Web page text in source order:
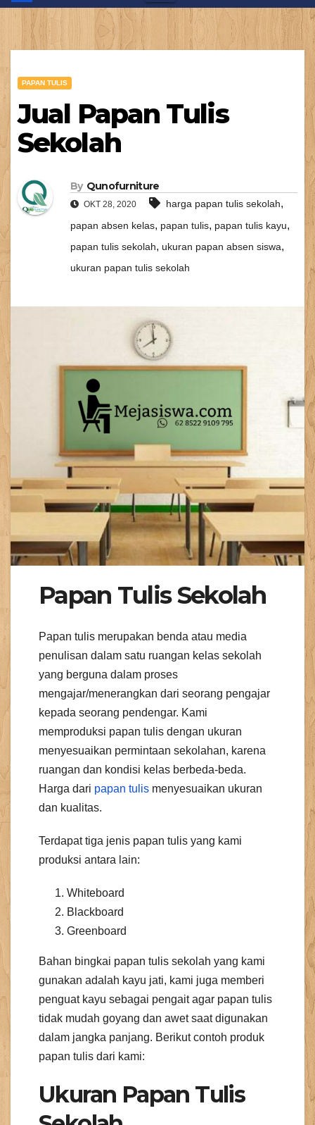
PAPAN TULIS
Jual Papan Tulis
Sekolah
By Qunofurniture
OKT 28, 2020 harga papan tulis sekolah,
papan absen kelas, papan tulis, papan tulis kayu,
papan tulis sekolah, ukuran papan absen siswa,
ukuran papan tulis sekolah
Papan Tulis Sekolah
Papan tulis merupakan benda atau media
penulisan dalam satu ruangan kelas sekolah
yang berguna dalam proses
mengajar/menerangkan dari seorang pengajar
kepada seorang pendengar. Kami
memproduksi papan tulis dengan ukuran
menyesuaikan permintaan sekolahan, karena
ruangan dan kondisi kelas berbeda-beda.
Harga dari papan tulis menyesuaikan ukuran
dan kualitas.
Terdapat tiga jenis papan tulis yang kami
produksi antara lain:
Whiteboard
Blackboard
Greenboard
Bahan bingkai papan tulis sekolah yang kami
gunakan adalah kayu jati, kami juga memberi
penguat kayu sebagai pengait agar papan tulis
tidak mudah goyang dan awet saat digunakan
dalam jangka panjang. Berikut contoh produk
papan tulis dari kami:
Ukuran Papan Tulis